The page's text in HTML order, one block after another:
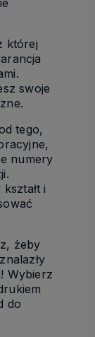
której
swoje
tego,
numery
i
żeby
Wybierz
do